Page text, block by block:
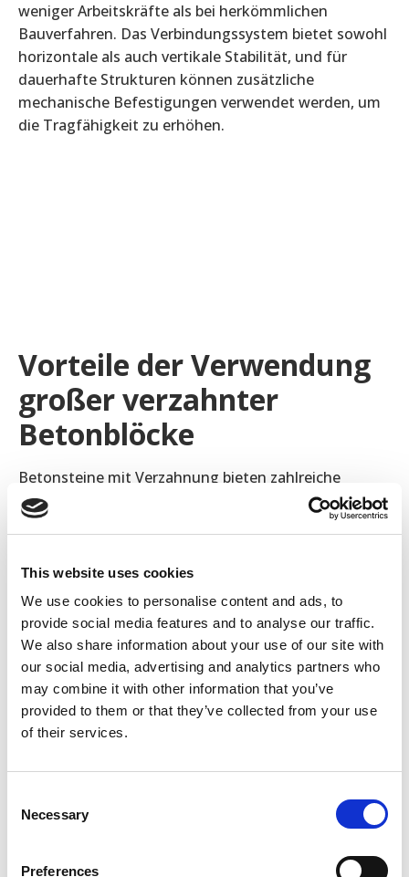
This website uses cookies
We use cookies to personalise content and ads, to
provide social media features and to analyse our traffic.
We also share information about your use of our site with
our social media, advertising and analytics partners who
may combine it with other information that you’ve
provided to them or that they’ve collected from your use
of their services.
Selection
Necessary
Preferences
weniger Arbeitskräfte als bei herkömmlichen
Bauverfahren. Das Verbindungssystem bietet sowohl
horizontale als auch vertikale Stabilität, und für
dauerhafte Strukturen können zusätzliche
mechanische Befestigungen verwendet werden, um
die Tragfähigkeit zu erhöhen.
Vorteile der Verwendung
großer verzahnter
Betonblöcke
Betonsteine mit Verzahnung bieten zahlreiche
Vorteile, die sie gegenüber herkömmlichen
Baumaterialien und -methoden auszeichnen. Zu
Flexibilität und Nachhaltigkeit.
Schnelle und effiziente
Installation
Ein wesentlicher Vorteil dieser Blöcke ist die
Schnelligkeit, mit der sie verlegt werden können.
Dank des ineinandergreifenden Systems können die
benötigt wird.
eine schnellere Fertigstellung des Projekts. Ein